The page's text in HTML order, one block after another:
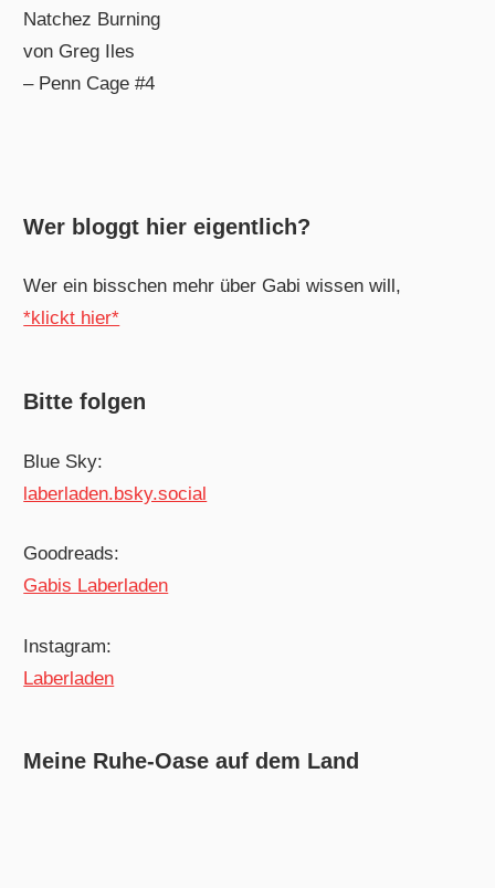
Natchez Burning
von Greg Iles
– Penn Cage #4
Wer bloggt hier eigentlich?
Wer ein bisschen mehr über Gabi wissen will,
*klickt hier*
Bitte folgen
Blue Sky:
laberladen.bsky.social
Goodreads:
Gabis Laberladen
Instagram:
Laberladen
Meine Ruhe-Oase auf dem Land